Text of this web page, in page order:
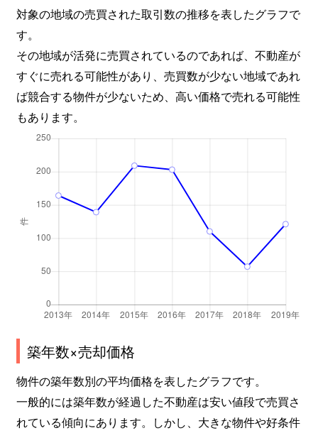
対象の地域の売買された取引数の推移を表したグラフで
す。
その地域が活発に売買されているのであれば、不動産が
すぐに売れる可能性があり、売買数が少ない地域であれ
ば競合する物件が少ないため、高い価格で売れる可能性
もあります。
築年数×売却価格
物件の築年数別の平均価格を表したグラフです。
一般的には築年数が経過した不動産は安い値段で売買さ
れている傾向にあります。しかし、大きな物件や好条件